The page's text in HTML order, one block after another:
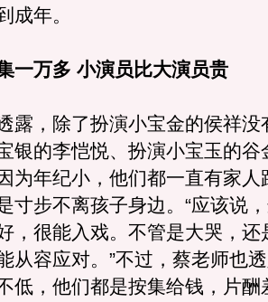
成年。
万多 小演员比大演员贵
，除了扮演小宝金的侯祥没
银的李恺悦、扮演小宝玉的谷
为年纪小，他们都一直有家人
寸步不离孩子身边。“应该说
，很能入戏。不管是大哭，还
从容应对。”不过，蔡老师也
低，他们都是按集给钱，片酬